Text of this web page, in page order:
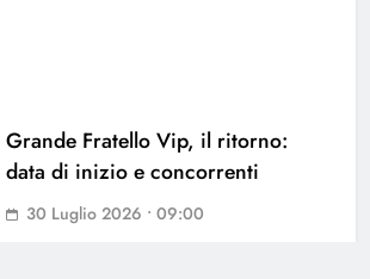
Grande Fratello Vip, il ritorno:
data di inizio e concorrenti
30 Luglio 2026 • 09:00